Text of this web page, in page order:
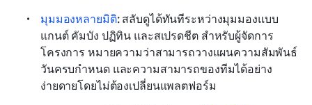
มุมมองหลายมิติ: สลับดูได้ทันทีระหว่างมุมมองแบบ
แกนต์ คัมบัง ปฏิทิน และสเปรดชีต สำหรับผู้จัดการ
โครงการ หมายความว่าสามารถวางแผนความสัมพันธ์
วันครบกำหนด และความสามารถของทีมได้อย่าง
ง่ายดายโดยไม่ต้องเปลี่ยนแพลตฟอร์ม